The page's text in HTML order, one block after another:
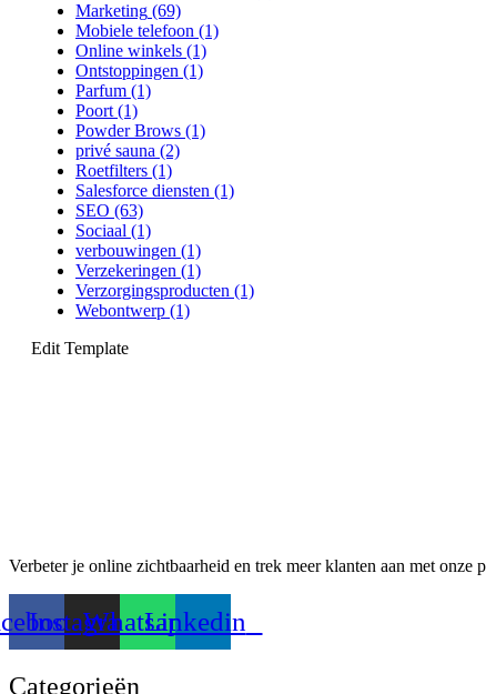
Marketing (69)
Mobiele telefoon (1)
Online winkels (1)
Ontstoppingen (1)
Parfum (1)
Poort (1)
Powder Brows (1)
privé sauna (2)
Roetfilters (1)
Salesforce diensten (1)
SEO (63)
Sociaal (1)
verbouwingen (1)
Verzekeringen (1)
Verzorgingsproducten (1)
Webontwerp (1)
Edit Template
Verbeter je online zichtbaarheid en trek meer klanten aan met
InstagramWhatsappLinkedin
Categorieën